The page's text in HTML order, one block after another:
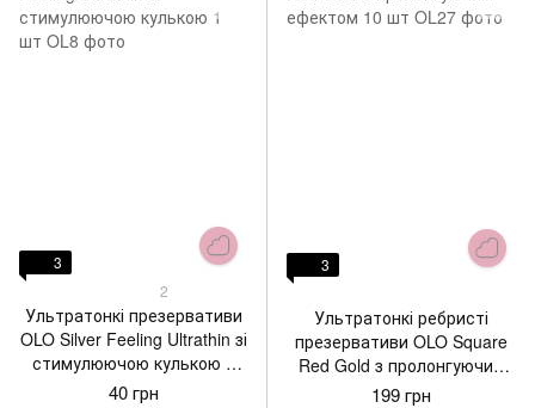
3
2
Ультратонкі презервативи
OLO Silver Feeling Ultrathin зі
стимулюючою кулькою 1
шт
40 грн
3
Ультратонкі ребристі
презервативи OLO Square
Red Gold з пролонгуючим
ефектом 10 шт
199 грн